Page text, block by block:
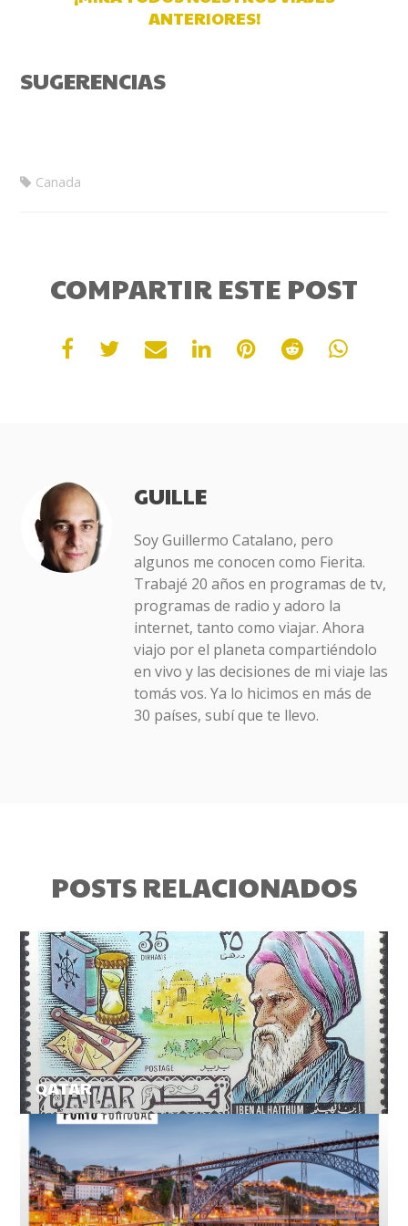
ANTERIORES!
SUGERENCIAS
Canada
COMPARTIR ESTE POST
GUILLE
Soy Guillermo Catalano, pero
algunos me conocen como Fierita.
Trabajé 20 años en programas de tv,
programas de radio y adoro la
internet, tanto como viajar. Ahora
viajo por el planeta compartiéndolo
en vivo y las decisiones de mi viaje las
tomás vos. Ya lo hicimos en más de
30 países, subí que te llevo.
POSTS RELACIONADOS
QATAR